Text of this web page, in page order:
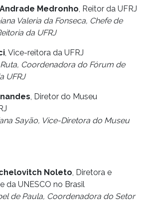
Medronho, Reitor da UFRJ
Valeria da Fonseca, Chefe de
da UFRJ
, Vice-reitora da UFRJ
Coordenadora do Fórum de
UFRJ
, Diretor do Museu
Sayão, Vice-Diretora do Museu
Noleto, Diretora e
da UNESCO no Brasil
de Paula, Coordenadora do Setor